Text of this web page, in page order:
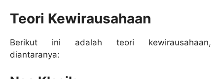
Teori Kewirausahaan
Berikut ini adalah teori kewirausahaan,
diantaranya: